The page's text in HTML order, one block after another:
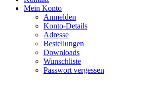
Mein Konto
Anmelden
Konto-Details
Adresse
Bestellungen
Downloads
Wunschliste
Passwort vergessen